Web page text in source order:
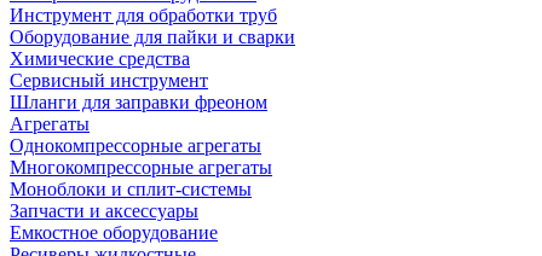
Инструмент для обработки труб
Оборудование для пайки и сварки
Химические средства
Сервисный инструмент
Шланги для заправки фреоном
Агрегаты
Однокомпрессорные агрегаты
Многокомпрессорные агрегаты
Моноблоки и сплит-системы
Запчасти и аксессуары
Емкостное оборудование